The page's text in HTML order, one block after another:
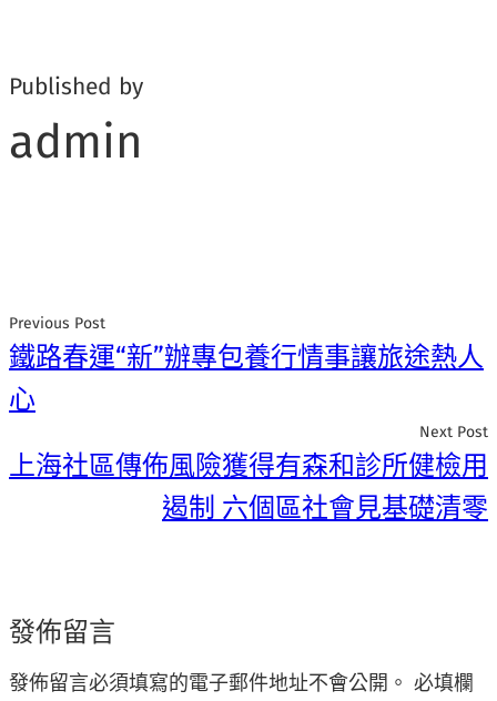
Published by
admin
Previous Post
鐵路春運“新”辦專包養行情事讓旅途熱人
心
Next Post
上海社區傳佈風險獲得有森和診所健檢用
遏制 六個區社會見基礎清零
發佈留言
發佈留言必須填寫的電子郵件地址不會公開。 必填欄